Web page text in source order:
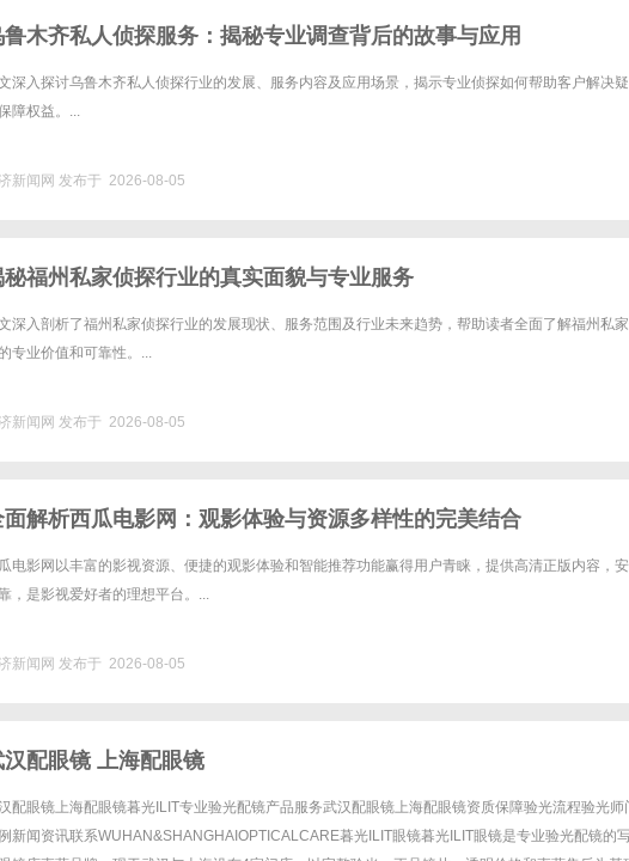
鲁木齐私人侦探服务：揭秘专业调查背后的故事与应用
深入探讨乌鲁木齐私人侦探行业的发展、服务内容及应用场景，揭示专业侦探如何帮助客户解决
障权益。...
新闻网 发布于 2026-08-05
秘福州私家侦探行业的真实面貌与专业服务
深入剖析了福州私家侦探行业的发展现状、服务范围及行业未来趋势，帮助读者全面了解福州私
专业价值和可靠性。...
新闻网 发布于 2026-08-05
面解析西瓜电影网：观影体验与资源多样性的完美结合
电影网以丰富的影视资源、便捷的观影体验和智能推荐功能赢得用户青睐，提供高清正版内容，
，是影视爱好者的理想平台。...
新闻网 发布于 2026-08-05
汉配眼镜 上海配眼镜
配眼镜上海配眼镜暮光ILIT专业验光配镜产品服务武汉配眼镜上海配眼镜资质保障验光流程验光师
新闻资讯联系WUHAN&SHANGHAIOPTICALCARE暮光ILIT眼镜暮光ILIT眼镜是专业验光配镜的